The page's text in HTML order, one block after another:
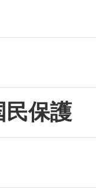
民保護